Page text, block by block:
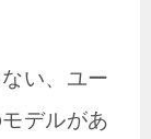
い、ユー
デルがあ